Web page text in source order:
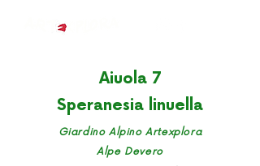
Aiuola 7
Speranesia linuella
Giardino Alpino Artexplora
Alpe Devero